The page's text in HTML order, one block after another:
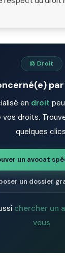
⚖️ Droit
en droit
droits.
quelques
un avocat
un dossier
chercher un
vous